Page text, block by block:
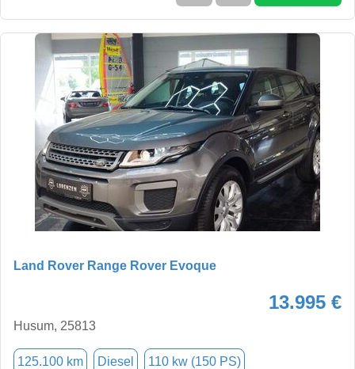
Land Rover Range Rover Evoque
13.995 €
Husum, 25813
125.100 km Diesel 110 kw (150 PS)